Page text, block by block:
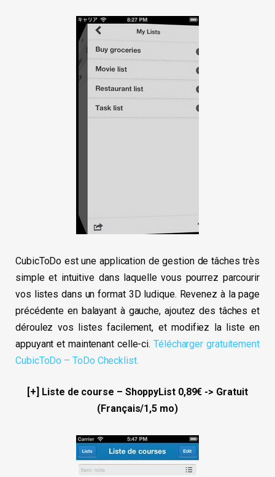
CubicToDo est une application de gestion de tâches très
simple et intuitive dans laquelle vous pourrez parcourir
vos listes dans un format 3D ludique. Revenez à la page
précédente en balayant à gauche, ajoutez des tâches et
déroulez vos listes facilement, et modifiez la liste en
appuyant et maintenant celle-ci. Télécharger gratuitement
CubicToDo – ToDo Checklist.
[+] Liste de course – ShoppyList 0,89€ -> Gratuit
(Français/1,5 mo)